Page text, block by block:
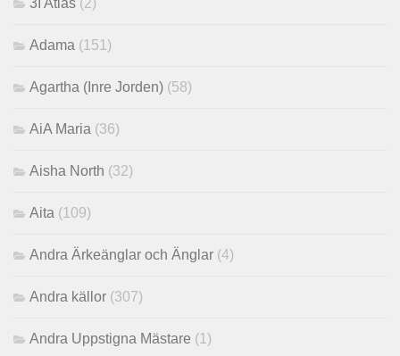
3I Atlas (2)
Adama (151)
Agartha (Inre Jorden) (58)
AiA Maria (36)
Aisha North (32)
Aita (109)
Andra Ärkeänglar och Änglar (4)
Andra källor (307)
Andra Uppstigna Mästare (1)